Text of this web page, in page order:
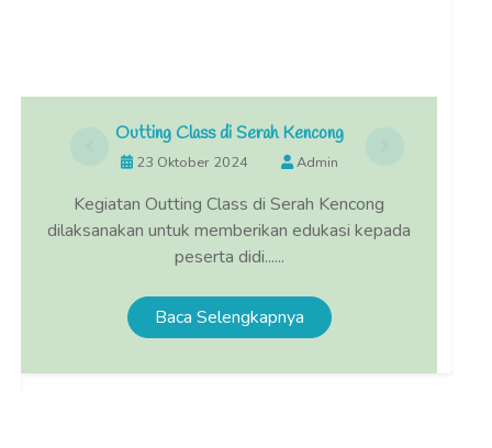
Outting Class di Serah Kencong
23 Oktober 2024 Admin
Kegiatan Outting Class di Serah Kencong
dilaksanakan untuk memberikan edukasi kepada
peserta didi......
Baca Selengkapnya